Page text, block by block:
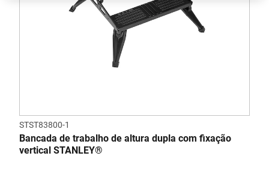
STST83800-1
Bancada de trabalho de altura dupla com fixação
vertical STANLEY®